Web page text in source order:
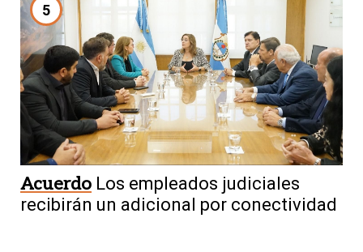
5
Acuerdo Los empleados judiciales
recibirán un adicional por conectividad